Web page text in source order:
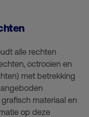
alle rechten
octrooien en
met betrekking
materiaal en
op deze